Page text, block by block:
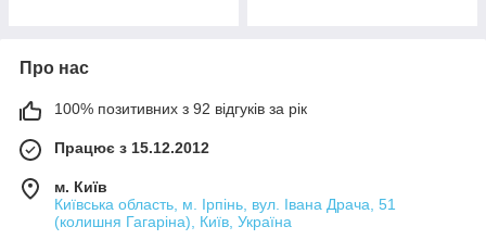
Про нас
100% позитивних з 92 відгуків за рік
Працює з 15.12.2012
м. Київ
Київська область, м. Ірпінь, вул. Івана Драча, 51
(колишня Гагаріна), Київ, Україна